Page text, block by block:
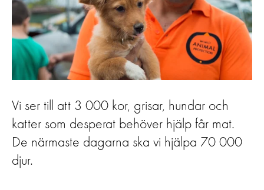
Vi ser till att 3 000 kor, grisar, hundar och
katter som desperat behöver hjälp får mat.
De närmaste dagarna ska vi hjälpa 70 000
djur.